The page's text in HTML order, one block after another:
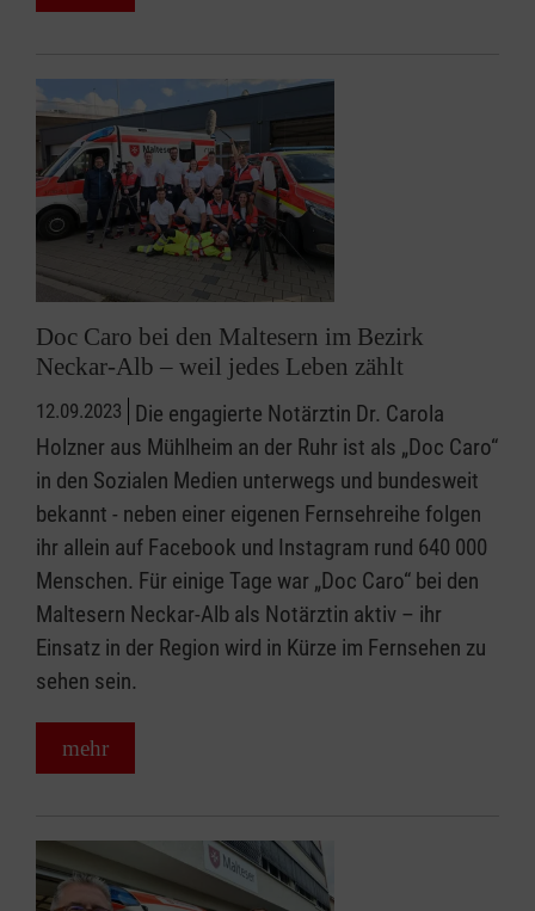
Doc Caro bei den Maltesern im Bezirk
Neckar-Alb – weil jedes Leben zählt
12.09.2023
Die engagierte Notärztin Dr. Carola
Holzner aus Mühlheim an der Ruhr ist als „Doc Caro“
in den Sozialen Medien unterwegs und bundesweit
bekannt - neben einer eigenen Fernsehreihe folgen
ihr allein auf Facebook und Instagram rund 640 000
Menschen. Für einige Tage war „Doc Caro“ bei den
Maltesern Neckar-Alb als Notärztin aktiv – ihr
Einsatz in der Region wird in Kürze im Fernsehen zu
sehen sein.
mehr